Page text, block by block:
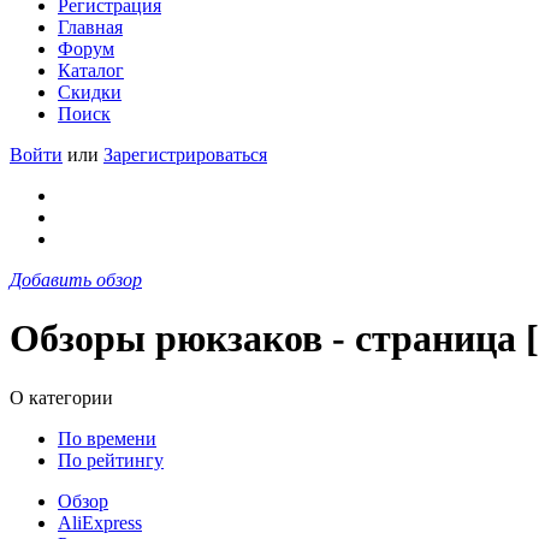
Регистрация
Главная
Форум
Каталог
Скидки
Поиск
Войти или Зарегистрироваться
Добавить обзор
Обзоры рюкзаков - страница
О категории
По времени
По рейтингу
Обзор
AliExpress